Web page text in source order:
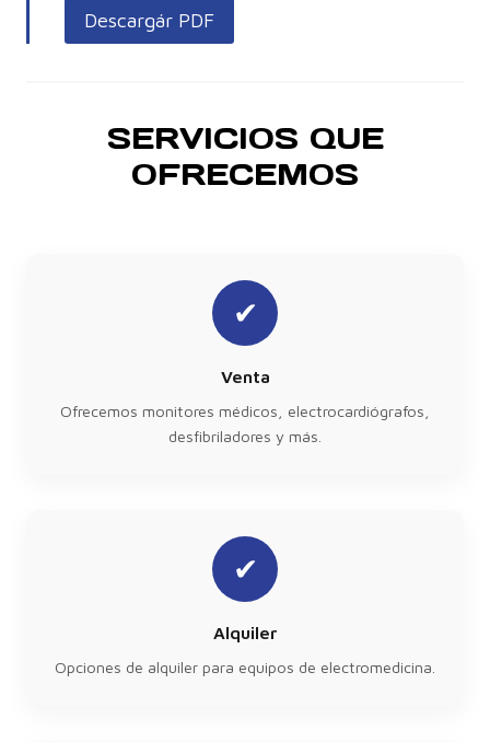
Descargár PDF
SERVICIOS QUE
OFRECEMOS
✔
Venta
Ofrecemos monitores médicos, electrocardiógrafos,
desfibriladores y más.
✔
Alquiler
Opciones de alquiler para equipos de electromedicina.